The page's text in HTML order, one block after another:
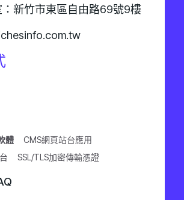
新竹市東區自由路69號9樓
體
CMS網頁站台應用
SSL/TLS加密傳輸憑證